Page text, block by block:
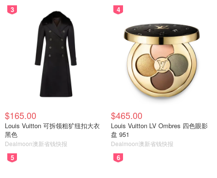
3
$165.00
Louis Vuitton 可拆领粗犷纽扣大衣
黑色
Dealmoon澳新省钱快报
4
$465.00
Louis Vuitton LV Ombres 四色眼影
盘 951
Dealmoon澳新省钱快报
5 6